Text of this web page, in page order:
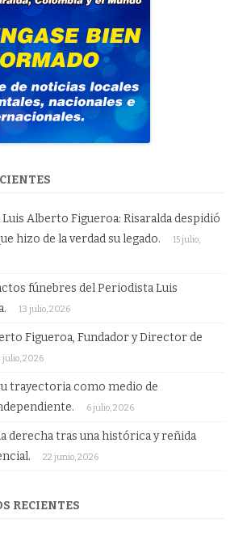
Alberto Figueroa: Risaralda despidió
hizo de la verdad su legado.
15 julio,
fúnebres del Periodista Luis
13 julio, 2026
Figueroa, Fundador y Director de
julio, 2026
trayectoria como medio de
6 julio, 2026
derecha tras una histórica y reñida
22 junio, 2026
RECIENTES